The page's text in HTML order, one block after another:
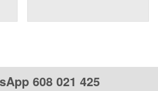
608 021 425